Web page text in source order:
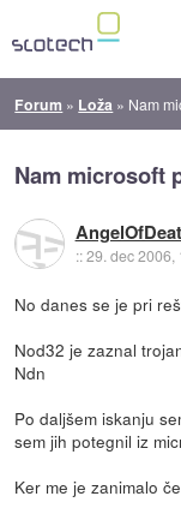
Forum » Loža » Nam
Nam microsoft
::29. dec 2006,
No danes se je pri
Nod32 je zaznal
Ndn
Po daljšem iskanju
sem jih potegnil iz
Ker me je zanimalo